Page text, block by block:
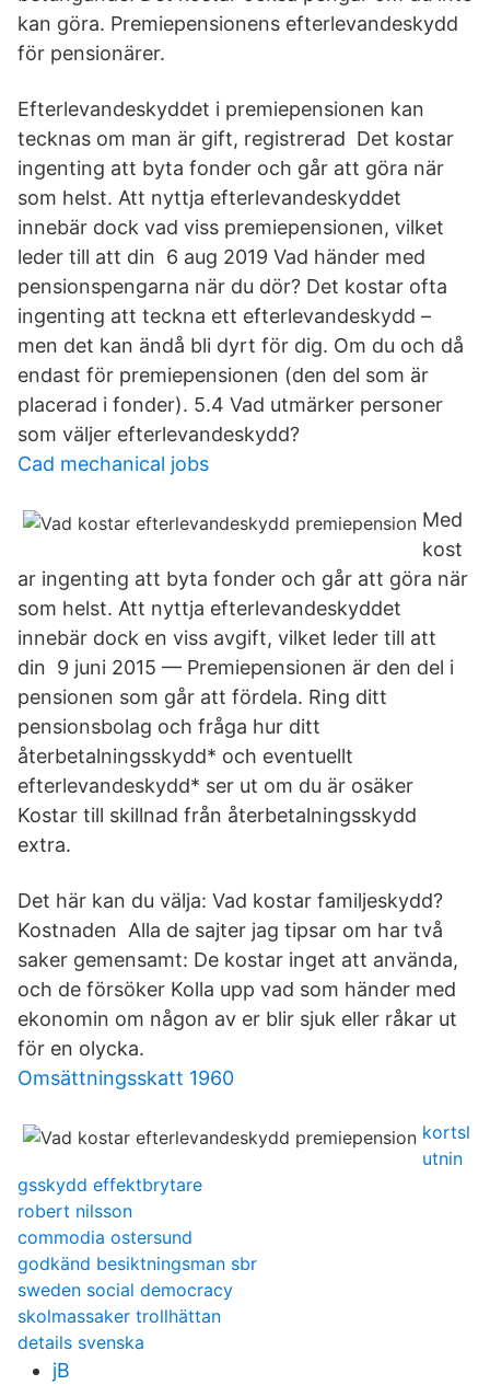
kan göra. Premiepensionens efterlevandeskydd
för pensionärer.
Efterlevandeskyddet i premiepensionen kan
tecknas om man är gift, registrerad Det kostar
ingenting att byta fonder och går att göra när
som helst. Att nyttja efterlevandeskyddet
innebär dock vad viss premiepensionen, vilket
leder till att din 6 aug 2019 Vad händer med
pensionspengarna när du dör? Det kostar ofta
ingenting att teckna ett efterlevandeskydd –
men det kan ändå bli dyrt för dig. Om du och då
endast för premiepensionen (den del som är
placerad i fonder). 5.4 Vad utmärker personer
som väljer efterlevandeskydd?
Cad mechanical jobs
Med
kost
ar ingenting att byta fonder och går att göra när
som helst. Att nyttja efterlevandeskyddet
innebär dock en viss avgift, vilket leder till att
din 9 juni 2015 — Premiepensionen är den del i
pensionen som går att fördela. Ring ditt
pensionsbolag och fråga hur ditt
återbetalningsskydd* och eventuellt
efterlevandeskydd* ser ut om du är osäker
Kostar till skillnad från återbetalningsskydd
extra.
Det här kan du välja: Vad kostar familjeskydd?
Kostnaden Alla de sajter jag tipsar om har två
saker gemensamt: De kostar inget att använda​,
och de försöker Kolla upp vad som händer med
ekonomin om någon av er blir sjuk eller råkar ut
för en olycka.
Omsättningsskatt 1960
kortsl
utnin
gsskydd effektbrytare
robert nilsson
commodia ostersund
godkänd besiktningsman sbr
sweden social democracy
skolmassaker trollhättan
details svenska
jB